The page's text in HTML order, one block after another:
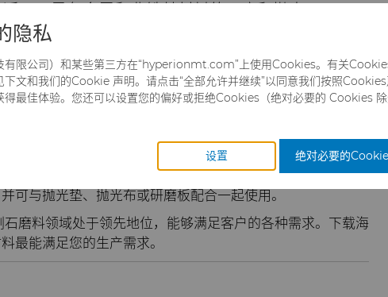
用于黑色金属和非铁基材料的研磨和抛光。
下载文章
为全球客户提供金刚石和立方氮化硼（CBN）研磨液和研
驱动器、线模、石材和建筑、电子和陶瓷应用提供一致且高
混合，可提供独特的解决方案，为各种应用提供最佳性能。
可与抛光垫、抛光布或研磨板配合一起使用。
磨料领域处于领先地位，能够满足客户的各种需求。下载海
最能满足您的生产需求。
隐私
有限公司）和某些第三方在“hyperionmt.com”上使用Cookies。有关
下文和我们的Cookie 声明。请点击“全部允许并继续”以同意我们按照
得最佳体验。您还可以设置您的偏好或拒绝Cookies（绝对必要的 Cookies 除
设置 绝对必要的